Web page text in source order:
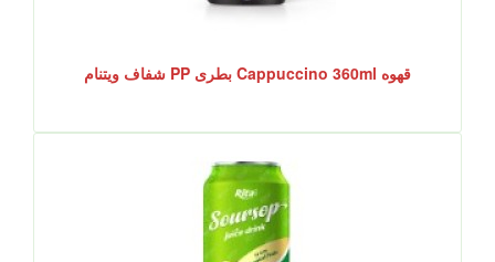
قهوه Cappuccino 360ml بطری PP شفاف ویتنام